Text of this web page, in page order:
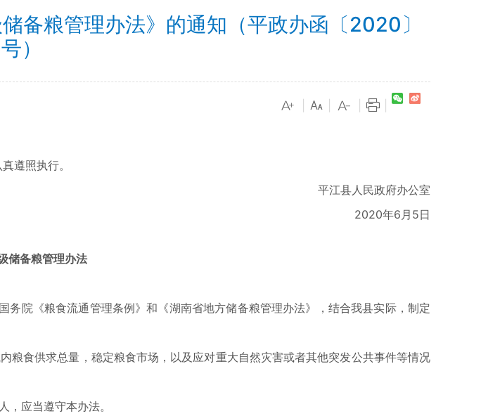
备粮管理办法》的通知（平政办函〔2020〕
）
遵照执行。
平江县人民政府办公室
2020年6月5日
储备粮管理办法
院《粮食流通管理条例》和《湖南省地方储备粮管理办法》，结合我县实际，制定
食供求总量，稳定粮食市场，以及应对重大自然灾害或者其他突发公共事件等情况
应当遵守本办法。